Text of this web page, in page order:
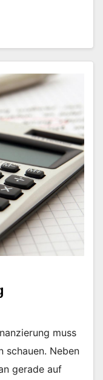
muss
schauen. Neben
gerade auf